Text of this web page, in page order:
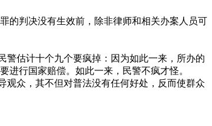
的判决没有生效前，除非律师和相关办案人员可
估计十个九个要疯掉：因为如此一来，所办的
行国家赔偿。如此一来，民警不疯才怪。
众，其不但对普法没有任何好处，反而使群众